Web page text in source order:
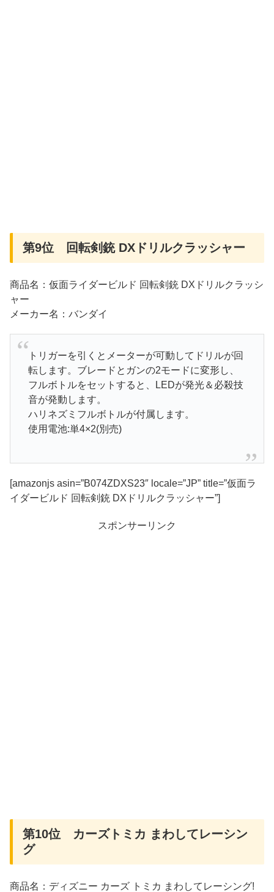
第9位 回転剣銃 DXドリルクラッシャー
商品名：仮面ライダービルド 回転剣銃 DXドリルクラッシ
ャー
メーカー名：バンダイ
トリガーを引くとメーターが可動してドリルが回
転します。ブレードとガンの2モードに変形し、
フルボトルをセットすると、LEDが発光＆必殺技
音が発動します。
ハリネズミフルボトルが付属します。
使用電池:単4×2(別売)
[amazonjs asin=”B074ZDXS23″ locale=”JP” title=”仮面ラ
イダービルド 回転剣銃 DXドリルクラッシャー”]
スポンサーリンク
第10位 カーズトミカ まわしてレーシン
グ
商品名：ディズニー カーズ トミカ まわしてレーシング!